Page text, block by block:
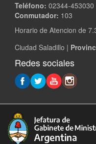
Teléfono: 02344-
Conmutador: 103
Horario de Atencion de
Ciudad Saladillo |
Redes sociales